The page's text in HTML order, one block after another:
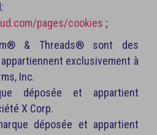
pages/cookies ;
& Threads® sont des
exclusivement à
Inc.
déposée et appartient
X Corp.
déposée et appartient